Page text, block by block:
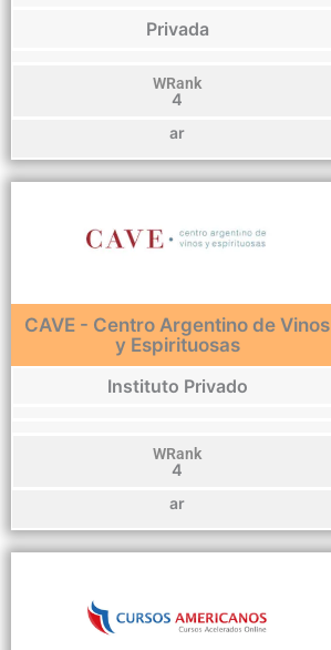
Privada
WRank
4
ar
CAVE - Centro Argentino de Vinos
y Espirituosas
Instituto Privado
WRank
4
ar